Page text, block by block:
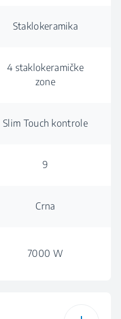
Staklokeramika
4 staklokeramičke
zone
Slim Touch kontrole
9
Crna
7000 W